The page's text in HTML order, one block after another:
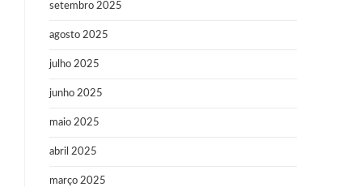
setembro 2025
agosto 2025
julho 2025
junho 2025
maio 2025
abril 2025
março 2025